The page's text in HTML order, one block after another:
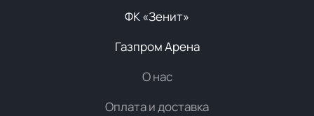
ФК «Зенит»
Газпром Арена
О нас
Оплата и доставка